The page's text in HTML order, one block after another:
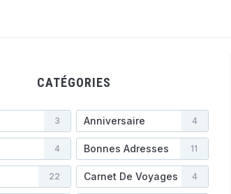
CATÉGORIES
3 Anniversaire 4
4 Bonnes Adresses 11
22 Carnet De Voyages 4